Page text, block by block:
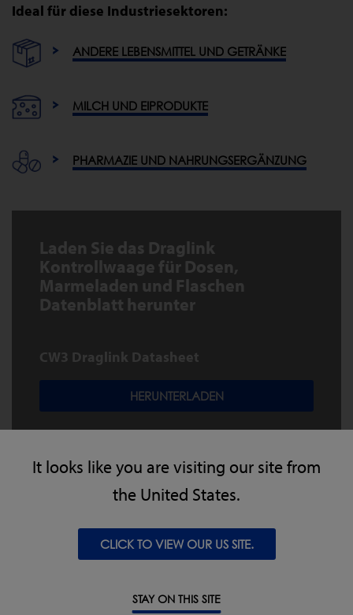
It looks like you are visiting our site from
the United States.
CLICK TO VIEW OUR US SITE.
STAY ON THIS SITE
Ideal für diese Industriesektoren:
ANDERE LEBENSMITTEL UND GETRÄNKE
MILCH UND EIPRODUKTE
PHARMAZIE UND NAHRUNGSERGÄNZUNG
Laden Sie das Draglink
Kontrollwaage für Dosen,
Marmeladen und Flaschen
Datenblatt herunter
CW3 Draglink Datasheet
HERUNTERLADEN